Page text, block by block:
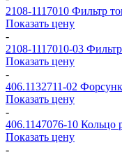
2108-1117010 Фильтр
Показать цену
-
2108-1117010-03
Показать цену
-
406.1132711-02
Показать цену
-
406.1147076-10 Кольцо
Показать цену
-